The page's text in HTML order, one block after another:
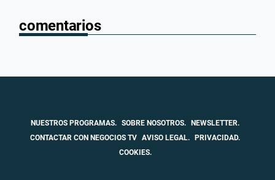
comentarios
NUESTROS PROGRAMAS. SOBRE NOSOTROS.
NEWSLETTER.
CONTACTAR CON NEGOCIOS TV AVISO LEGAL.
PRIVACIDAD.
COOKIES.